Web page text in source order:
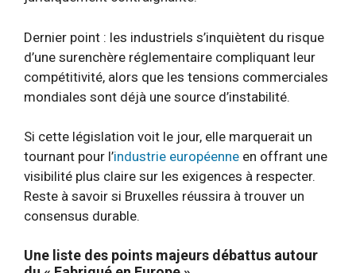
Dernier point : les industriels s’inquiètent du risque
d’une surenchère réglementaire compliquant leur
compétitivité, alors que les tensions commerciales
mondiales sont déjà une source d’instabilité.
Si cette législation voit le jour, elle marquerait un
tournant pour l’industrie européenne en offrant une
visibilité plus claire sur les exigences à respecter.
Reste à savoir si Bruxelles réussira à trouver un
consensus durable.
Une liste des points majeurs débattus autour